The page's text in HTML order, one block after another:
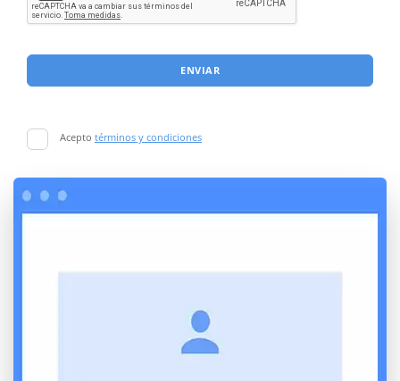
ENVIAR
Acepto términos y condiciones